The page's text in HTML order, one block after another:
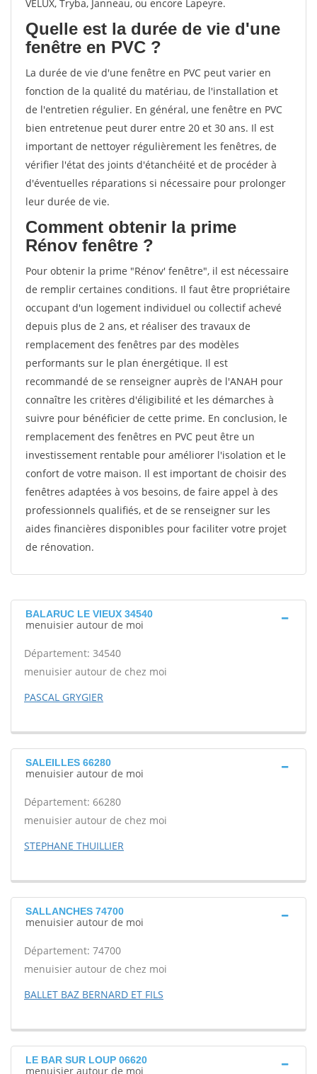
VELUX, Tryba, Janneau, ou encore Lapeyre.
Quelle est la durée de vie d'une
fenêtre en PVC ?
La durée de vie d'une fenêtre en PVC peut varier en
fonction de la qualité du matériau, de l'installation et
de l'entretien régulier. En général, une fenêtre en PVC
bien entretenue peut durer entre 20 et 30 ans. Il est
important de nettoyer régulièrement les fenêtres, de
vérifier l'état des joints d'étanchéité et de procéder à
d'éventuelles réparations si nécessaire pour prolonger
leur durée de vie.
Comment obtenir la prime
Rénov fenêtre ?
Pour obtenir la prime "Rénov' fenêtre", il est nécessaire
de remplir certaines conditions. Il faut être propriétaire
occupant d'un logement individuel ou collectif achevé
depuis plus de 2 ans, et réaliser des travaux de
remplacement des fenêtres par des modèles
performants sur le plan énergétique. Il est
recommandé de se renseigner auprès de l'ANAH pour
connaître les critères d'éligibilité et les démarches à
suivre pour bénéficier de cette prime. En conclusion, le
remplacement des fenêtres en PVC peut être un
investissement rentable pour améliorer l'isolation et le
confort de votre maison. Il est important de choisir des
fenêtres adaptées à vos besoins, de faire appel à des
professionnels qualifiés, et de se renseigner sur les
aides financières disponibles pour faciliter votre projet
de rénovation.
BALARUC LE VIEUX 34540
menuisier autour de moi
Département: 34540
menuisier autour de chez moi
PASCAL GRYGIER
SALEILLES 66280
menuisier autour de moi
Département: 66280
menuisier autour de chez moi
STEPHANE THUILLIER
SALLANCHES 74700
menuisier autour de moi
Département: 74700
menuisier autour de chez moi
BALLET BAZ BERNARD ET FILS
LE BAR SUR LOUP 06620
menuisier autour de moi